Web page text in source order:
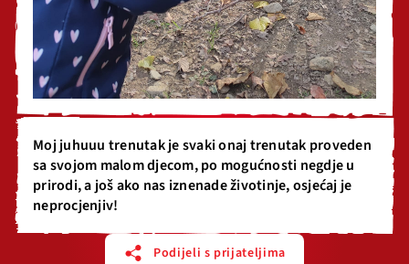
Moj juhuuu trenutak je svaki onaj trenutak proveden
sa svojom malom djecom, po mogućnosti negdje u
prirodi, a još ako nas iznenade životinje, osjećaj je
neprocjenjiv!
Podijeli s prijateljima